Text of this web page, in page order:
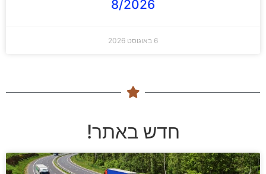
8/2026
6 באוגוסט 2026
חדש באתר!